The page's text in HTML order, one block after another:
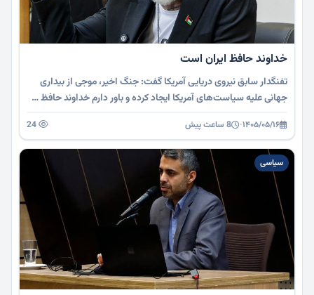
خداوند حافظ ایران است
تفنگدار سابق نیروی دریایی آمریکا گفت: جنگ اخیر، موجی از بیداری
جهانی علیه سیاست‌های آمریکا ایجاد کرده و باور دارم خداوند حافظ …
۱۴۰۵/۰۵/۱۶· 8 ساعت پیش
سیاسی